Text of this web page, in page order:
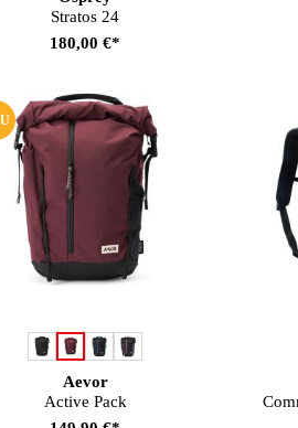
Stratos 24
180,00 €*
Aevor
Active Pack
Farbe auswählen